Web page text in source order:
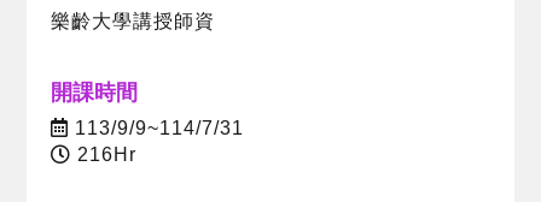
樂齡大學講授師資
開課時間
113/9/9~114/7/31
216Hr